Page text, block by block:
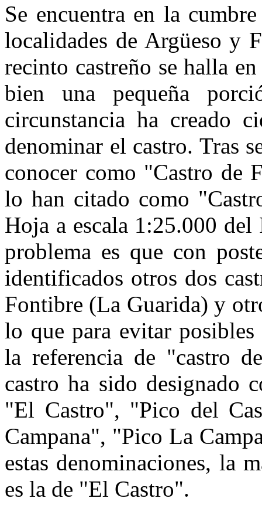
Se encuentra en la
localidades de Argüeso y
recinto castreño se halla
bien una pequeña
circunstancia ha creado
denominar el castro. Tras
conocer como "Castro de
lo han citado como
Ho­ja a escala 1:25.000
proble­ma es que con
identifica­dos otros dos
Fontibre (La Guarida) y
lo que para evi­tar
la referencia de "castro
castro ha sido desig­nado
"El Castro", "Pico del
Campana", "Pico La
estas denominaciones, la
es la de "El Castro".